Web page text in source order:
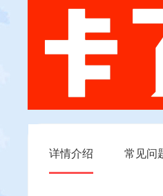
详情介绍 常见问